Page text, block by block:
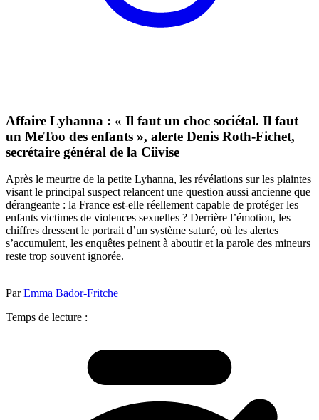
Affaire Lyhanna : « Il faut un choc sociétal. Il faut
un MeToo des enfants », alerte Denis Roth-Fichet,
secrétaire général de la Ciivise
Après le meurtre de la petite Lyhanna, les révélations sur les plaintes
visant le principal suspect relancent une question aussi ancienne que
dérangeante : la France est-elle réellement capable de protéger les
enfants victimes de violences sexuelles ? Derrière l’émotion, les
chiffres dressent le portrait d’un système saturé, où les alertes
s’accumulent, les enquêtes peinent à aboutir et la parole des mineurs
reste trop souvent ignorée.
ParEmma Bador-Fritche
Temps de lecture :